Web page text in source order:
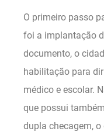
O primeiro passo
foi a implantação
documento, o
habilitação para
médico e escolar.
que possui
dupla checagem,